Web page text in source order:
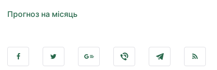
Прогноз на місяць